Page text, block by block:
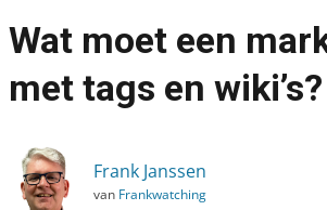
Marketing
›
Wat moet een
met tags en wiki’s?
Frank Janssen
van Frankwatching